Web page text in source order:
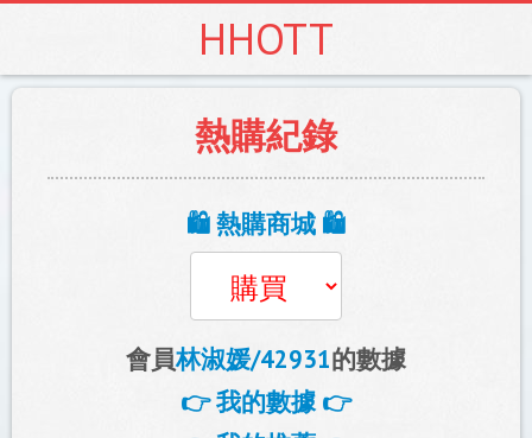
HHOTT
熱購紀錄
🛍️ 熱購商城 🛍️
會員林淑媛/42931的數據
👉 我的數據 👉